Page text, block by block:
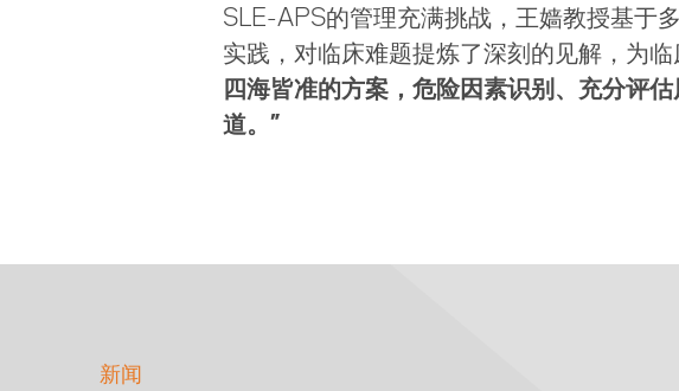
SLE-APS的管理充满挑战，王嫱教授基于
实践，对临床难题提炼了深刻的见解，为临
四海皆准的方案，危险因素识别、充分评
道。”
新闻